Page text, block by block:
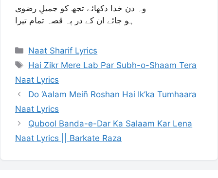
وہ دن خدا دکھائے تجھ کو جمیلِ رضوی
ہو جائے ان کے در پہ قصہ تمام تیرا
Categories
Naat Sharif Lyrics
Tags
Hai Zikr Mere Lab Par Subh-o-Shaam Tera
Naat Lyrics
Do ‘Aalam Meiñ Roshan Hai Ik’ka Tumhaara
Naat Lyrics
Qubool Banda-e-Dar Ka Salaam Kar Lena
Naat Lyrics || Barkate Raza